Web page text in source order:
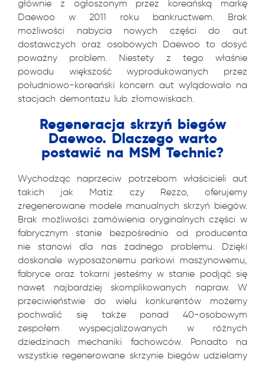
głównie z ogłoszonym przez koreańską markę
Daewoo w 2011 roku bankructwem. Brak
możliwości nabycia nowych części do aut
dostawczych oraz osobowych Daewoo to dosyć
poważny problem. Niestety z tego właśnie
powodu większość wyprodukowanych przez
południowo-koreański koncern aut wylądowało na
stacjach demontażu lub złomowiskach.
Regeneracja skrzyń biegów
Daewoo. Dlaczego warto
postawić na MSM Technic?
Wychodząc naprzeciw potrzebom właścicieli aut
takich jak Matiz czy Rezzo, oferujemy
zregenerowane modele manualnych skrzyń biegów.
Brak możliwości zamówienia oryginalnych części w
fabrycznym stanie bezpośrednio od producenta
nie stanowi dla nas żadnego problemu. Dzięki
doskonale wyposażonemu parkowi maszynowemu,
fabryce oraz tokarni jesteśmy w stanie podjąć się
nawet najbardziej skomplikowanych napraw. W
przeciwieństwie do wielu konkurentów możemy
pochwalić się także ponad 40-osobowym
zespołem wyspecjalizowanych w różnych
dziedzinach mechaniki fachowców. Ponadto na
wszystkie regenerowane skrzynie biegów udzielamy